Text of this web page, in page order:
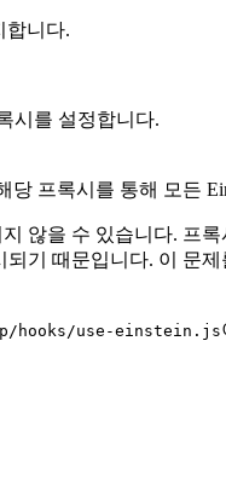
합니다.
시를 설정합니다.
당 프록시를 통해 모든
않을 수 있습니다. 프록
되기 때문입니다. 이 문
hooks/use-einstein.js